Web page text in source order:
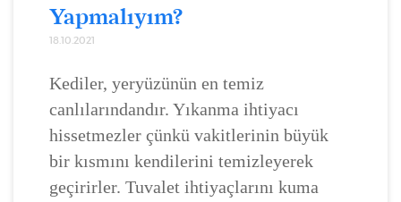
Yapmalıyım?
18.10.2021
Kediler, yeryüzünün en temiz
canlılarındandır. Yıkanma ihtiyacı
hissetmezler çünkü vakitlerinin büyük
bir kısmını kendilerini temizleyerek
geçirirler. Tuvalet ihtiyaçlarını kuma